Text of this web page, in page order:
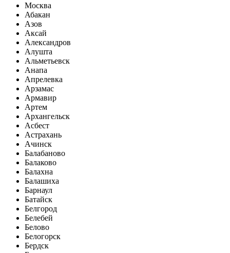
Москва
Абакан
Азов
Аксай
Александров
Алушта
Альметьевск
Анапа
Апрелевка
Арзамас
Армавир
Артем
Архангельск
Асбест
Астрахань
Ачинск
Балабаново
Балаково
Балахна
Балашиха
Барнаул
Батайск
Белгород
Белебей
Белово
Белогорск
Бердск